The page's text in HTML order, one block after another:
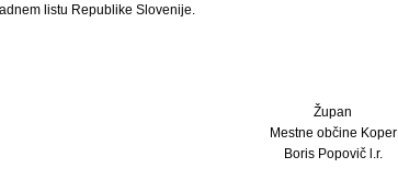
listu Republike Slovenije.
Župan
Mestne občine Koper
Boris Popovič l.r.